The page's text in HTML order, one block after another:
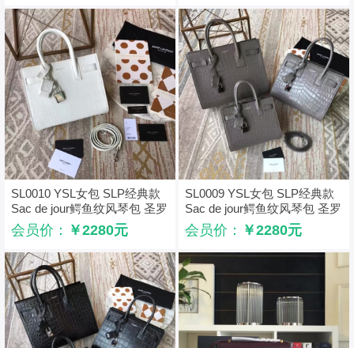
SL0010 YSL女包 SLP经典款
Sac de jour鳄鱼纹风琴包 圣罗
兰2017年新款手提包 白色
会员价： ￥2280元
SL0009 YSL女包 SLP经典款
Sac de jour鳄鱼纹风琴包 圣罗
兰2017年新款手提包 灰色
会员价： ￥2280元